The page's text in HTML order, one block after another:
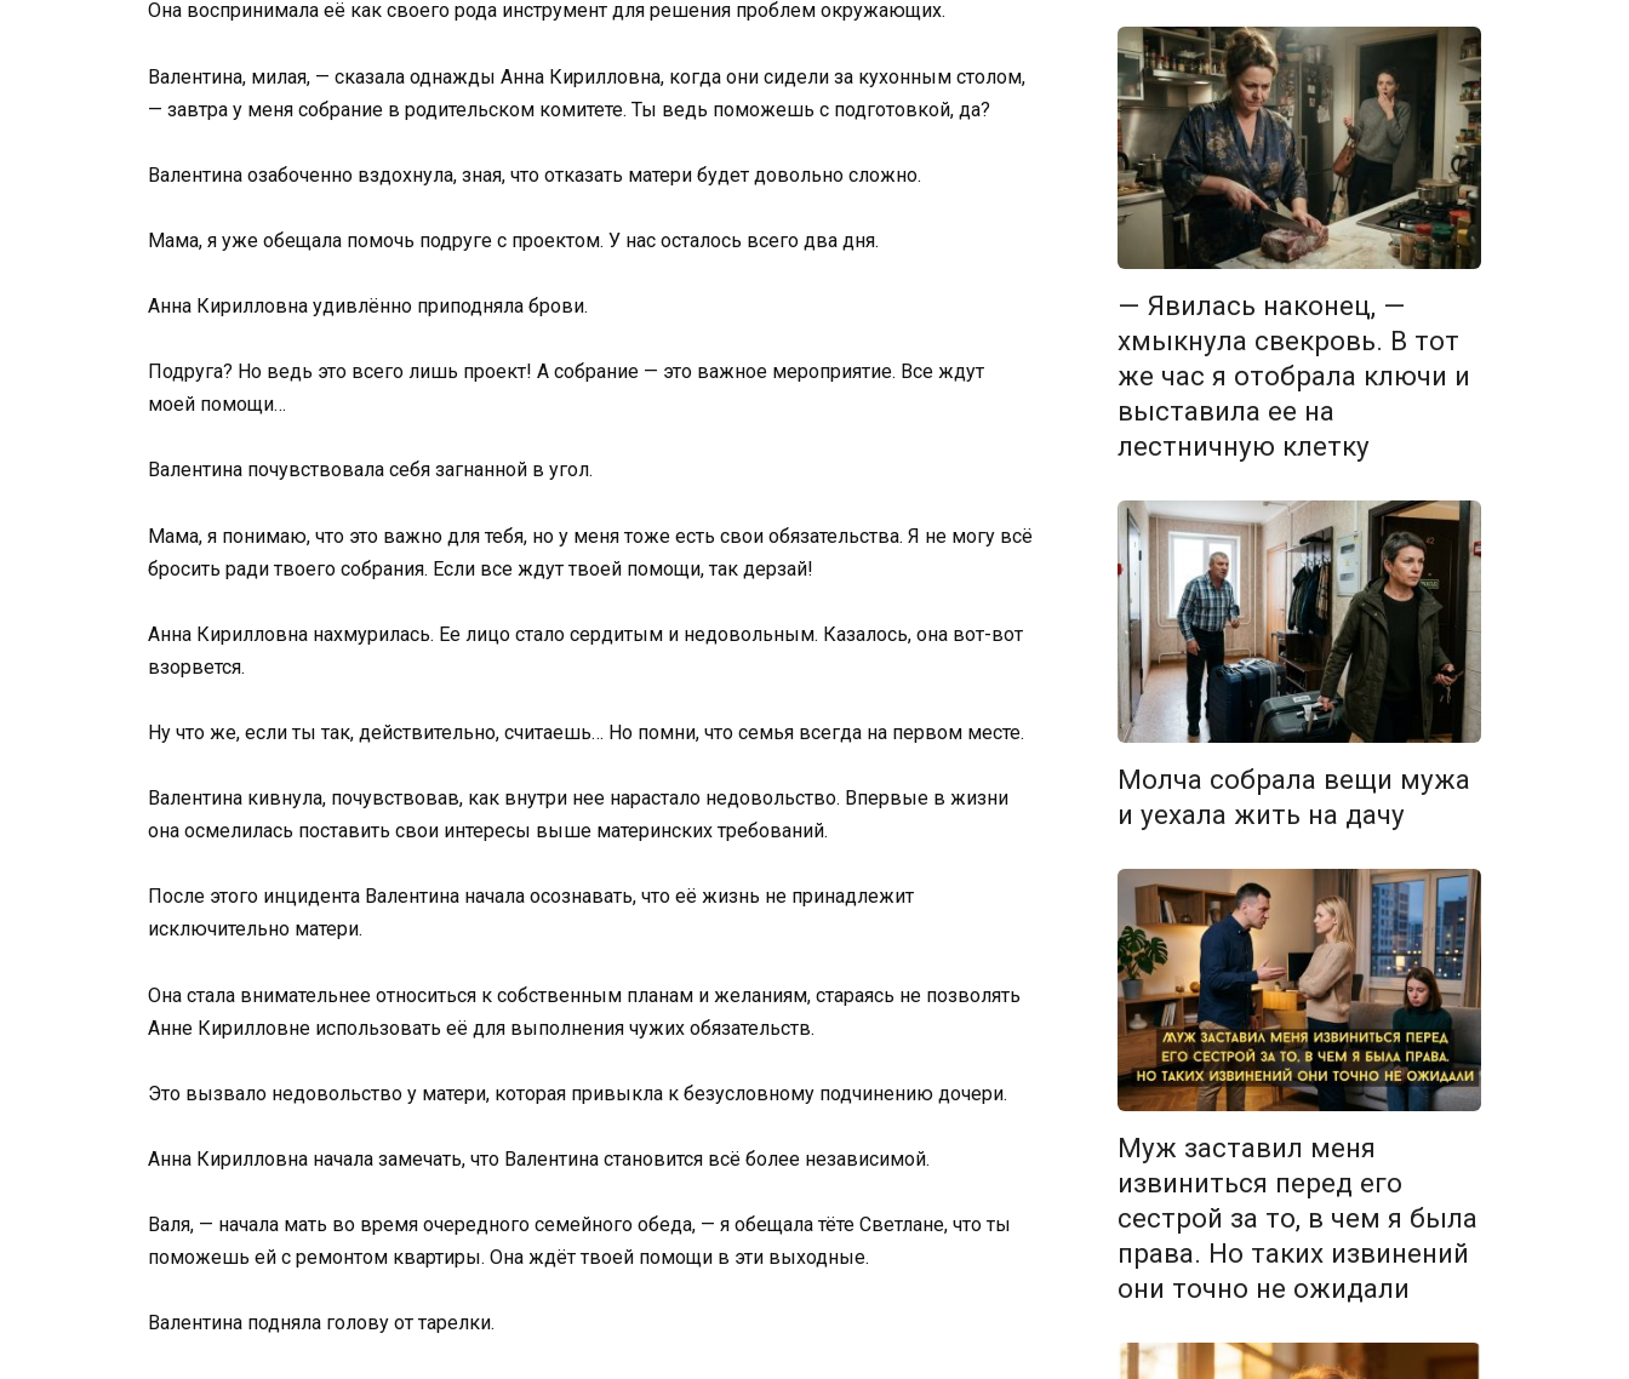
Она воспринимала её как своего рода инструмент для решения проблем окружающих.
Валентина, милая, — сказала однажды Анна Кирилловна, когда они сидели за кухонным столом,
— завтра у меня собрание в родительском комитете. Ты ведь поможешь с подготовкой, да?
Валентина озабоченно вздохнула, зная, что отказать матери будет довольно сложно.
Мама, я уже обещала помочь подруге с проектом. У нас осталось всего два дня.
Анна Кирилловна удивлённо приподняла брови.
Подруга? Но ведь это всего лишь проект! А собрание — это важное мероприятие. Все ждут
моей помощи…
Валентина почувствовала себя загнанной в угол.
Мама, я понимаю, что это важно для тебя, но у меня тоже есть свои обязательства. Я не могу всё
бросить ради твоего собрания. Если все ждут твоей помощи, так дерзай!
Анна Кирилловна нахмурилась. Ее лицо стало сердитым и недовольным. Казалось, она вот-вот
взорвется.
Ну что же, если ты так, действительно, считаешь… Но помни, что семья всегда на первом месте.
Валентина кивнула, почувствовав, как внутри нее нарастало недовольство. Впервые в жизни
она осмелилась поставить свои интересы выше материнских требований.
После этого инцидента Валентина начала осознавать, что её жизнь не принадлежит
исключительно матери.
Она стала внимательнее относиться к собственным планам и желаниям, стараясь не позволять
Анне Кирилловне использовать её для выполнения чужих обязательств.
Это вызвало недовольство у матери, которая привыкла к безусловному подчинению дочери.
Анна Кирилловна начала замечать, что Валентина становится всё более независимой.
Валя, — начала мать во время очередного семейного обеда, — я обещала тёте Светлане, что ты
поможешь ей с ремонтом квартиры. Она ждёт твоей помощи в эти выходные.
Валентина подняла голову от тарелки.
— Явилась наконец, —
хмыкнула свекровь. В тот
же час я отобрала ключи и
выставила ее на
лестничную клетку
Молча собрала вещи мужа
и уехала жить на дачу
Муж заставил меня
извиниться перед его
сестрой за то, в чем я была
права. Но таких извинений
они точно не ожидали